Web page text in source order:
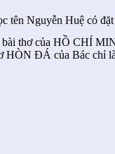
tên Nguyễn Huệ có
bài thơ của HỒ CHÍ
HÒN ĐÁ của Bác chỉ